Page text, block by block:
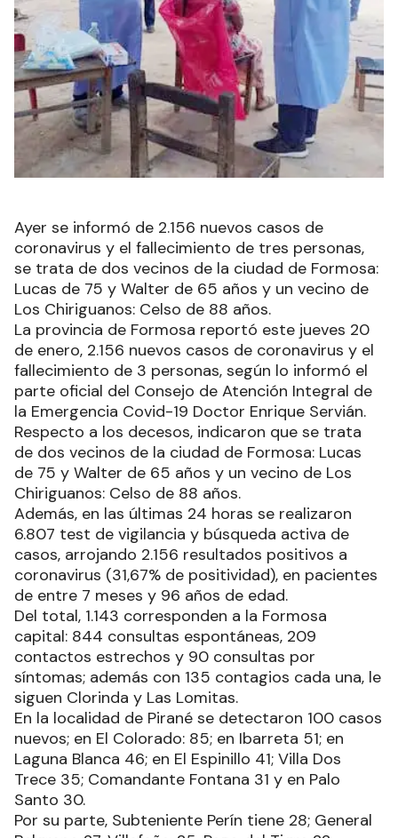
Ayer se informó de 2.156 nuevos casos de
coronavirus y el fallecimiento de tres personas,
se trata de dos vecinos de la ciudad de Formosa:
Lucas de 75 y Walter de 65 años y un vecino de
Los Chiriguanos: Celso de 88 años.
La provincia de Formosa reportó este jueves 20
de enero, 2.156 nuevos casos de coronavirus y el
fallecimiento de 3 personas, según lo informó el
parte oficial del Consejo de Atención Integral de
la Emergencia Covid-19 Doctor Enrique Servián.
Respecto a los decesos, indicaron que se trata
de dos vecinos de la ciudad de Formosa: Lucas
de 75 y Walter de 65 años y un vecino de Los
Chiriguanos: Celso de 88 años.
Además, en las últimas 24 horas se realizaron
6.807 test de vigilancia y búsqueda activa de
casos, arrojando 2.156 resultados positivos a
coronavirus (31,67% de positividad), en pacientes
de entre 7 meses y 96 años de edad.
Del total, 1.143 corresponden a la Formosa
capital: 844 consultas espontáneas, 209
contactos estrechos y 90 consultas por
síntomas; además con 135 contagios cada una, le
siguen Clorinda y Las Lomitas.
En la localidad de Pirané se detectaron 100 casos
nuevos; en El Colorado: 85; en Ibarreta 51; en
Laguna Blanca 46; en El Espinillo 41; Villa Dos
Trece 35; Comandante Fontana 31 y en Palo
Santo 30.
Por su parte, Subteniente Perín tiene 28; General